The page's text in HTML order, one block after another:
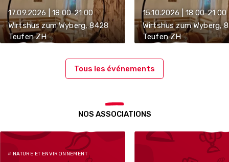
17.09.2026 | 18:00-21:00
Wirtshus zum Wyberg, 8428
Teufen ZH
15.10.2026 | 18:00-21:00
Wirtshus zum Wyberg,
Teufen ZH
Tous les événements
NOS ASSOCIATIONS
# NATURE ET ENVIRONNEMENT